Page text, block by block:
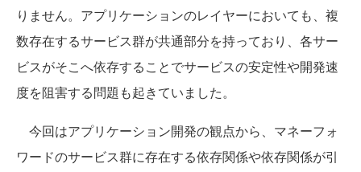
りません。アプリケーションのレイヤーにおいても、複
数存在するサービス群が共通部分を持っており、各サー
ビスがそこへ依存することでサービスの安定性や開発速
度を阻害する問題も起きていました。
今回はアプリケーション開発の観点から、マネーフォ
ワードのサービス群に存在する依存関係や依存関係が引